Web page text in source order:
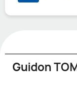
Guidon